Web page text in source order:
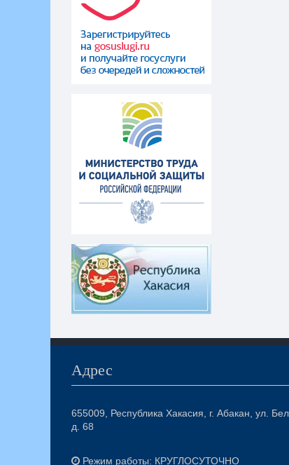
Адрес
655009, Республика Хакасия, г. Абакан, ул.
д. 68
Режим работы: КРУГЛОСУТОЧНО